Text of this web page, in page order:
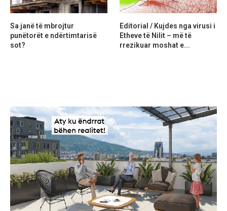
Sa janë të mbrojtur
punëtorët e ndërtimtarisë
sot?
Editorial / Kujdes nga virusi i
Etheve të Nilit – më të
rrezikuar moshat e...